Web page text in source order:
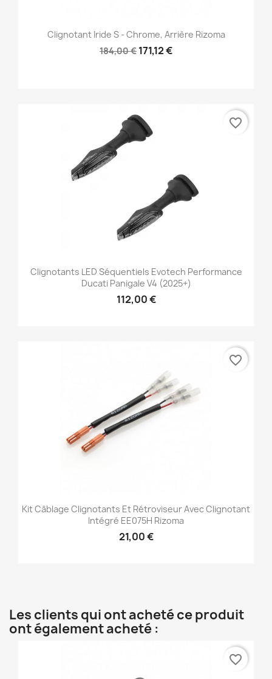
Clignotant Iride S - Chrome, Arrière Rizoma
184,00 € 171,12 €
Clignotants LED Séquentiels Evotech Performance
Ducati Panigale V4 (2025+)
112,00 €
favorite_border
Kit Câblage Clignotants Et Rétroviseur Avec Clignotant
Intégré EE075H Rizoma
21,00 €
favorite_border
Les clients qui ont acheté ce produit
ont également acheté :
favorite_border